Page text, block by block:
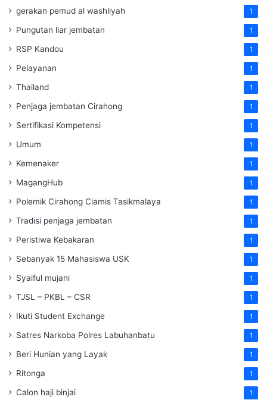
gerakan pemud al washliyah 1
Pungutan liar jembatan 1
RSP Kandou 1
Pelayanan 1
Thailand 1
Penjaga jembatan Cirahong 1
Sertifikasi Kompetensi 1
Umum 1
Kemenaker 1
MagangHub 1
Polemik Cirahong Ciamis Tasikmalaya 1
Tradisi penjaga jembatan 1
Peristiwa Kebakaran 1
Sebanyak 15 Mahasiswa USK 1
Syaiful mujani 1
TJSL – PKBL – CSR 1
Ikuti Student Exchange 1
Satres Narkoba Polres Labuhanbatu 1
Beri Hunian yang Layak 1
Ritonga 1
Calon haji binjai 1